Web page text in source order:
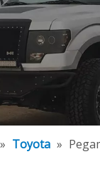
» Toyota »